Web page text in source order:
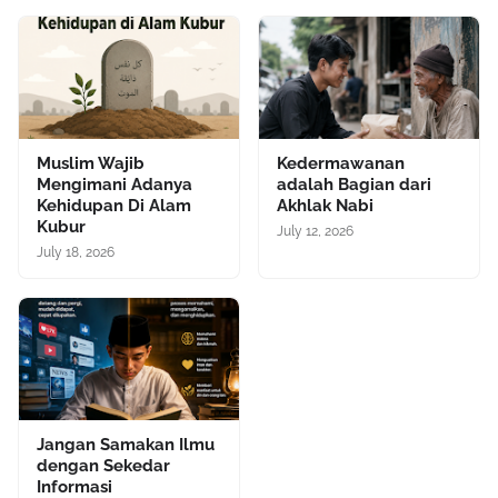
Muslim Wajib
Mengimani Adanya
Kehidupan Di Alam
Kubur
July 18, 2026
Kedermawanan
adalah Bagian dari
Akhlak Nabi
July 12, 2026
Jangan Samakan Ilmu
dengan Sekedar
Informasi